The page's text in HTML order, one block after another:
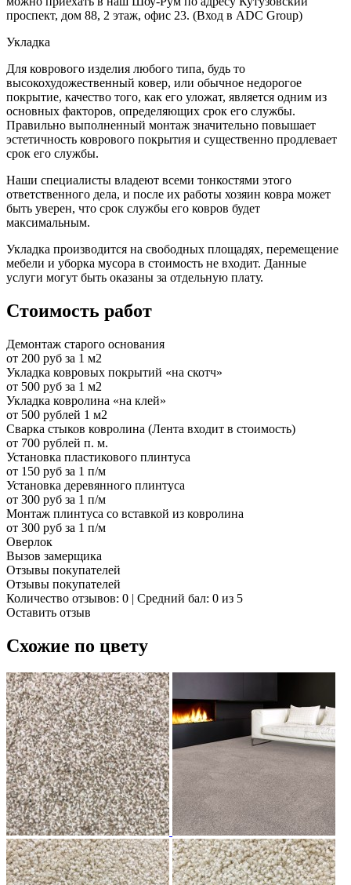
проспект, дом 88, 2 этаж, офис 23. (Вход в ADC Group)
Укладка
Для коврового изделия любого типа, будь то
высокохудожественный ковер, или обычное недорогое
покрытие, качество того, как его уложат, является одним из
основных факторов, определяющих срок его службы.
Правильно выполненный монтаж значительно повышает
эстетичность коврового покрытия и существенно продлевает
срок его службы.
Наши специалисты владеют всеми тонкостями этого
ответственного дела, и после их работы хозяин ковра может
быть уверен, что срок службы его ковров будет
максимальным.
Укладка производится на свободных площадях, перемещение
мебели и уборка мусора в стоимость не входит. Данные
услуги могут быть оказаны за отдельную плату.
Стоимость работ
Демонтаж старого основания
от 200 руб за 1 м2
Укладка ковровых покрытий «на скотч»
от 500 руб за 1 м2
Укладка ковролина «на клей»
от 500 рублей 1 м2
Сварка стыков ковролина (Лента входит в стоимость)
от 700 рублей п. м.
Установка пластикового плинтуса
от 150 руб за 1 п/м
Установка деревянного плинтуса
от 300 руб за 1 п/м
Монтаж плинтуса со вставкой из ковролина
от 300 руб за 1 п/м
Оверлок
Вызов замерщика
Отзывы покупателей
Отзывы покупателей
Количество отзывов: 0 | Средний бал: 0 из 5
Оставить отзыв
Схожие по цвету